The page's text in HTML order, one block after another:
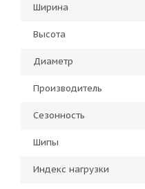
Ширина
Высота
Диаметр
Производитель
Сезонность
Шипы
Индекс нагрузки